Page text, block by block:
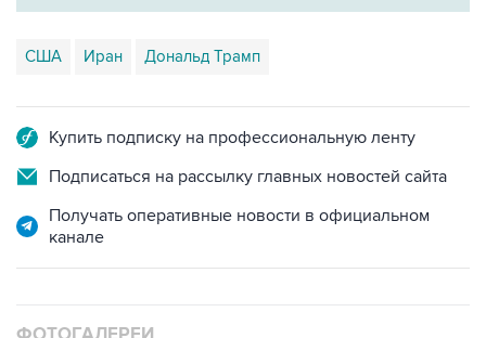
США Иран Дональд Трамп
Подписаться на рассылку главных новостей сайта
Получать оперативные новости в официальном
канале